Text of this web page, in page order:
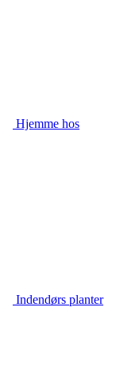
Hjemme hos
Indendørs planter